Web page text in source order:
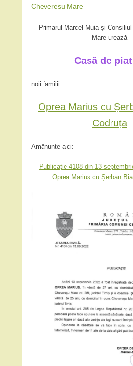
Cheveresu Mare
Primarul Marcel Muia și
Mare urează
Casă de
noii familii
Oprea Marius cu
Codruța
Amănunte aici:
Publicație 4108 din 13
Oprea Marius cu Șerban